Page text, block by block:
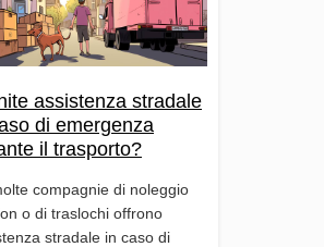
assistenza stradale
di emergenza
il trasporto?
compagnie di noleggio
o di traslochi offrono
stradale in caso di